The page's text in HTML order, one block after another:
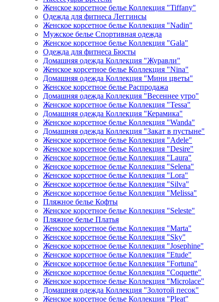
Женское корсетное белье Коллекция "Tiffany"
Одежда для фитнеса Леггинсы
Женское корсетное белье Коллекция "Nadin"
Мужское белье Спортивная одежда
Женское корсетное белье Коллекция "Gala"
Одежда для фитнеса Бюсты
Домашняя одежда Коллекция "Журавли"
Женское корсетное белье Коллекция "Nina"
Домашняя одежда Коллекция "Мини цветы"
Женское корсетное белье Распродажа
Домашняя одежда Коллекция "Весеннее утро"
Женское корсетное белье Коллекция "Tessa"
Домашняя одежда Коллекция "Керамика"
Женское корсетное белье Коллекция "Wanda"
Домашняя одежда Коллекция "Закат в пустыне"
Женское корсетное белье Коллекция "Adele"
Женское корсетное белье Коллекция "Desire"
Женское корсетное белье Коллекция "Laura"
Женское корсетное белье Коллекция "Selena"
Женское корсетное белье Коллекция "Lora"
Женское корсетное белье Коллекция "Silva"
Женское корсетное белье Коллекция "Melissa"
Пляжное белье Кофты
Женское корсетное белье Коллекция "Seleste"
Пляжное белье Платья
Женское корсетное белье Коллекция "Marta"
Женское корсетное белье Коллекция "Sky"
Женское корсетное белье Коллекция "Josephine"
Женское корсетное белье Коллекция "Etude"
Женское корсетное белье Коллекция "Fortuna"
Женское корсетное белье Коллекция "Coquette"
Женское корсетное белье Коллекция "Microlace"
Домашняя одежда Коллекция "Золотой песок"
Женское корсетное белье Коллекция "Pleat"